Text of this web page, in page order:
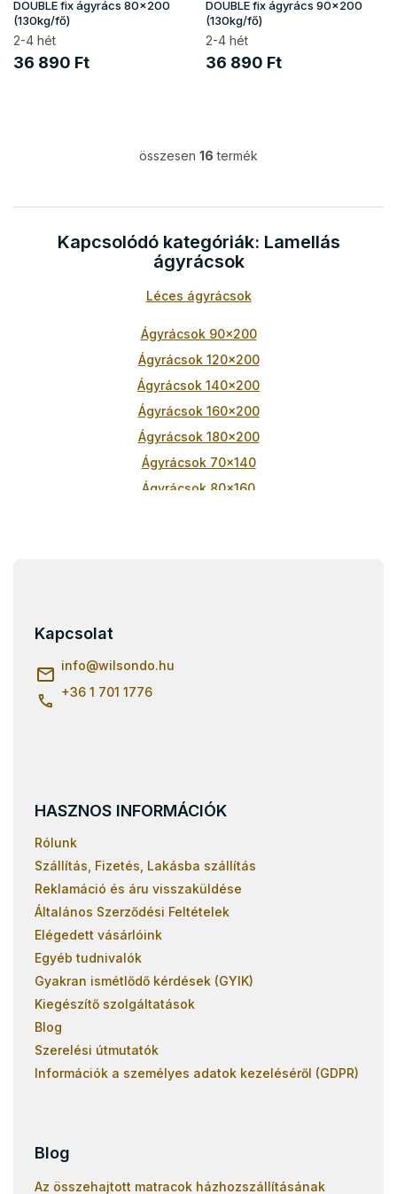
DOUBLE fix ágyrács 80x200
(130kg/fő)
2-4 hét
36 890 Ft
DOUBLE fix ágyrács 90x200
(130kg/fő)
2-4 hét
36 890 Ft
L
t
i
r
n
í
á
s
l
e
m
e
i
összesen 16 termék
Kapcsolódó kategóriák: Lamellás
ágyrácsok
Léces ágyrácsok
Ágyrácsok 90x200
Ágyrácsok 120x200
Ágyrácsok 140x200
Ágyrácsok 160x200
Ágyrácsok 180x200
Ágyrácsok 70x140
Ágyrácsok 80x160
Kapcsolat
info@wilsondo.hu
+36 1 701 1776
HASZNOS INFORMÁCIÓK
Rólunk
Szállítás, Fizetés, Lakásba szállítás
Reklamáció és áru visszaküldése
Általános Szerződési Feltételek
Elégedett vásárlóink
Egyéb tudnivalók
Gyakran ismétlődő kérdések (GYIK)
Kiegészítő szolgáltatások
Blog
Szerelési útmutatók
Információk a személyes adatok kezeléséről (GDPR)
Blog
Az összehajtott matracok házhozszállításának